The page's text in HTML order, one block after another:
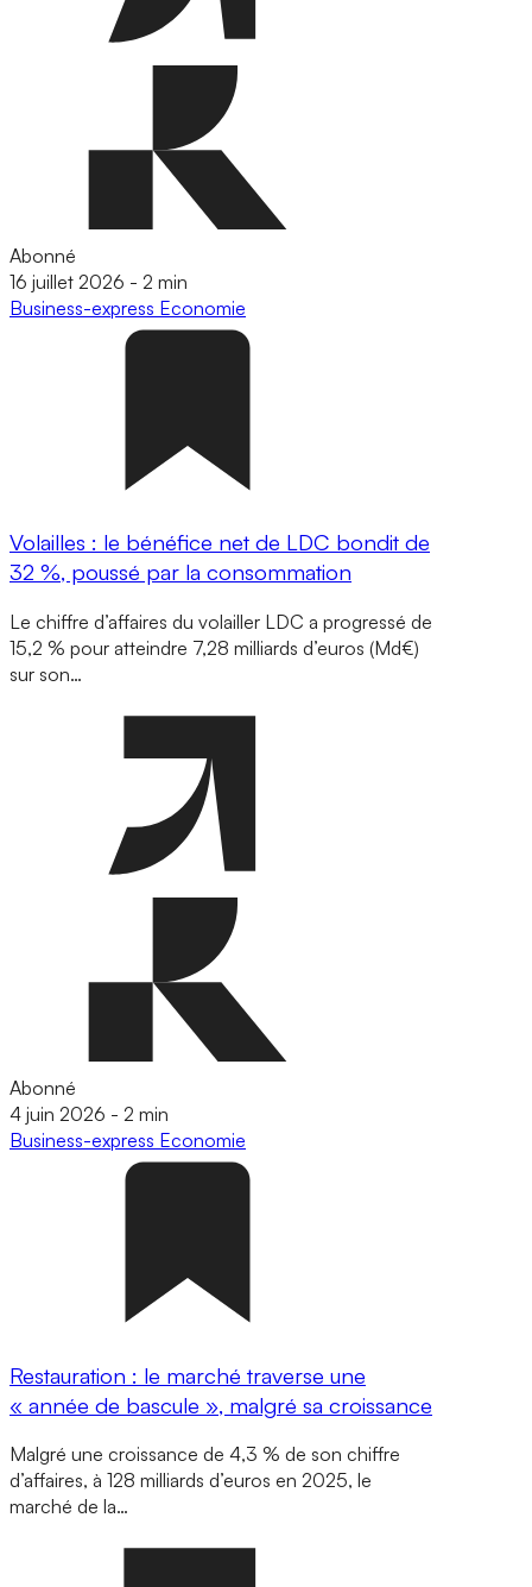
Abonné
16 juillet 2026 - 2 min
Business-express Economie
Volailles : le bénéfice net de LDC bondit de
32 %, poussé par la consommation
Le chiffre d’affaires du volailler LDC a progressé de
15,2 % pour atteindre 7,28 milliards d’euros (Md€)
sur son…
Abonné
4 juin 2026 - 2 min
Business-express Economie
Restauration : le marché traverse une
« année de bascule », malgré sa croissance
Malgré une croissance de 4,3 % de son chiffre
d’affaires, à 128 milliards d’euros en 2025, le
marché de la…